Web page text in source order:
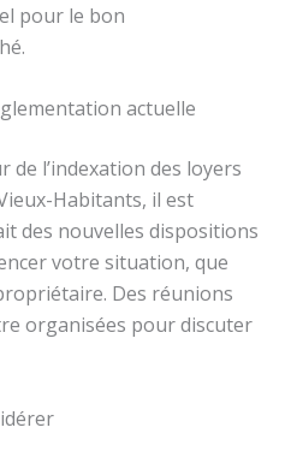
pour le bon
actuelle
l’indexation des loyers
Habitants, il est
des nouvelles dispositions
votre situation, que
Des réunions
organisées pour discuter